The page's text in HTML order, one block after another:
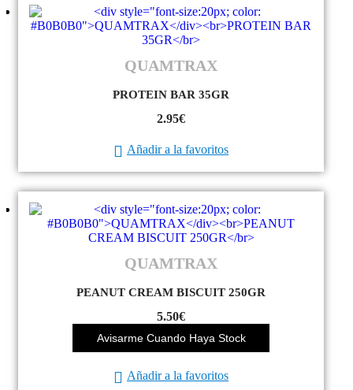
QUAMTRAX
PROTEIN BAR 35GR
2.95€
Añadir a la favoritos
QUAMTRAX
PEANUT CREAM BISCUIT 250GR
5.50€
Avisarme Cuando Haya Stock
Añadir a la favoritos